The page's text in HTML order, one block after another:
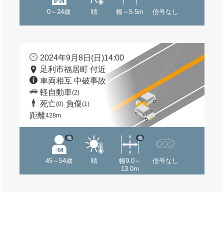
0～24歳 晴 幅～5.5m 信号なし
2024年9月8日(日)14:00
足利市福居町 付近
車両相互 中破事故
軽自動車(2)
死亡(0) 負傷(1)
距離428m
45～54歳
他
晴
幅9.0～
13.0m
他
信号なし